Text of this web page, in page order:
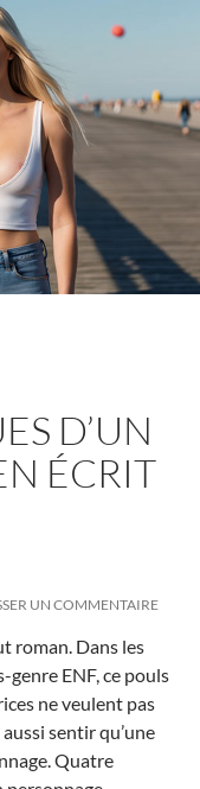
D’UN
ÉCRIT
UN COMMENTAIRE
roman. Dans les
ENF, ce pouls
ne veulent pas
sentir qu’une
Quatre